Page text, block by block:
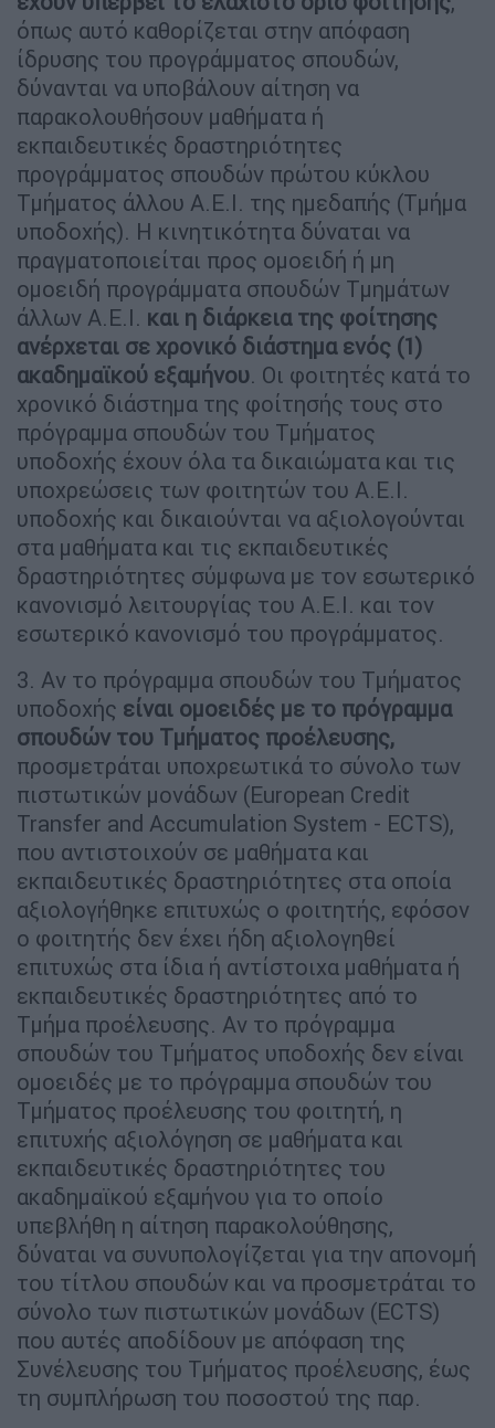
όπως αυτό καθορίζεται στην απόφαση
ίδρυσης του προγράμματος σπουδών,
δύνανται να υποβάλουν αίτηση να
παρακολουθήσουν μαθήματα ή
εκπαιδευτικές δραστηριότητες
προγράμματος σπουδών πρώτου κύκλου
Τμήματος άλλου Α.Ε.Ι. της ημεδαπής (Τμήμα
υποδοχής). Η κινητικότητα δύναται να
πραγματοποιείται προς ομοειδή ή μη
ομοειδή προγράμματα σπουδών Τμημάτων
άλλων Α.Ε.Ι. και η διάρκεια της φοίτησης
ανέρχεται σε χρονικό διάστημα ενός (1)
ακαδημαϊκού εξαμήνου. Οι φοιτητές κατά το
χρονικό διάστημα της φοίτησής τους στο
πρόγραμμα σπουδών του Τμήματος
υποδοχής έχουν όλα τα δικαιώματα και τις
υποχρεώσεις των φοιτητών του Α.Ε.Ι.
υποδοχής και δικαιούνται να αξιολογούνται
στα μαθήματα και τις εκπαιδευτικές
δραστηριότητες σύμφωνα με τον εσωτερικό
κανονισμό λειτουργίας του Α.Ε.Ι. και τον
εσωτερικό κανονισμό του προγράμματος.
3. Αν το πρόγραμμα σπουδών του Τμήματος
υποδοχής είναι ομοειδές με το πρόγραμμα
σπουδών του Τμήματος προέλευσης,
προσμετράται υποχρεωτικά το σύνολο των
πιστωτικών μονάδων (European Credit
Transfer and Accumulation System - ECTS),
που αντιστοιχούν σε μαθήματα και
εκπαιδευτικές δραστηριότητες στα οποία
αξιολογήθηκε επιτυχώς ο φοιτητής, εφόσον
ο φοιτητής δεν έχει ήδη αξιολογηθεί
επιτυχώς στα ίδια ή αντίστοιχα μαθήματα ή
εκπαιδευτικές δραστηριότητες από το
Τμήμα προέλευσης. Αν το πρόγραμμα
σπουδών του Τμήματος υποδοχής δεν είναι
ομοειδές με το πρόγραμμα σπουδών του
Τμήματος προέλευσης του φοιτητή, η
επιτυχής αξιολόγηση σε μαθήματα και
εκπαιδευτικές δραστηριότητες του
ακαδημαϊκού εξαμήνου για το οποίο
υπεβλήθη η αίτηση παρακολούθησης,
δύναται να συνυπολογίζεται για την απονομή
του τίτλου σπουδών και να προσμετράται το
σύνολο των πιστωτικών μονάδων (ECTS)
που αυτές αποδίδουν με απόφαση της
Συνέλευσης του Τμήματος προέλευσης, έως
τη συμπλήρωση του ποσοστού της παρ.